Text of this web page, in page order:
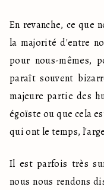
En revanche, ce que
la majorité d'entre
pour nous-mêmes,
paraît souvent
majeure partie des
égoïste ou que cela
qui ont le temps,
Il est parfois très
nous nous rendons